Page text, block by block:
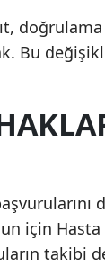
Mersin
Kırklareli
Bu
için Hasta
takibi